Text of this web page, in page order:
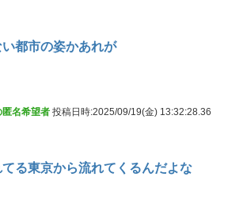
都市の姿かあれが
名希望者 投稿日時:2025/09/19(金) 13:32:28.36
る東京から流れてくるんだよな